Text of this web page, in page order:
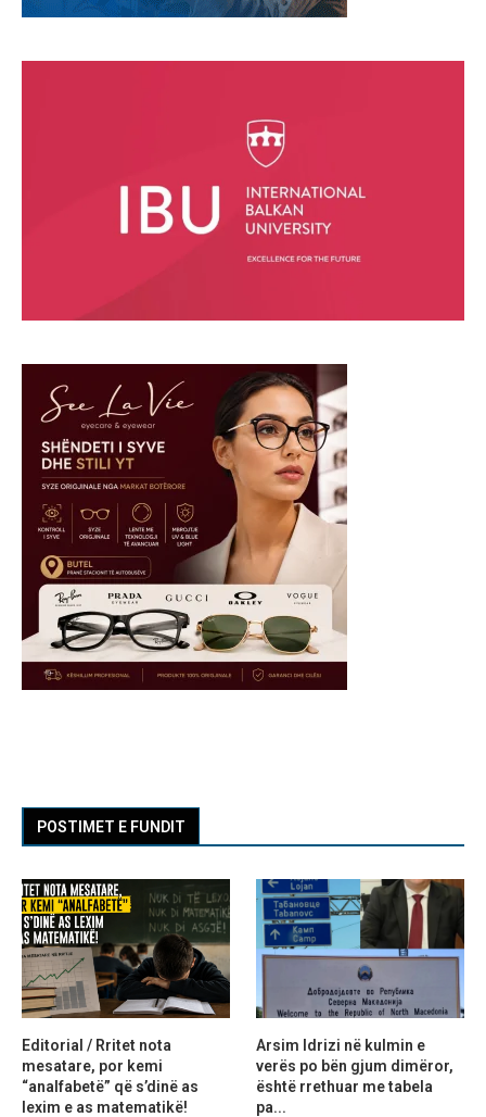
POSTIMET E FUNDIT
Editorial / Rritet nota
mesatare, por kemi
“analfabetë” që s’dinë as
lexim e as matematikë!
Arsim Idrizi në kulmin e
verës po bën gjum dimëror,
është rrethuar me tabela
pa...